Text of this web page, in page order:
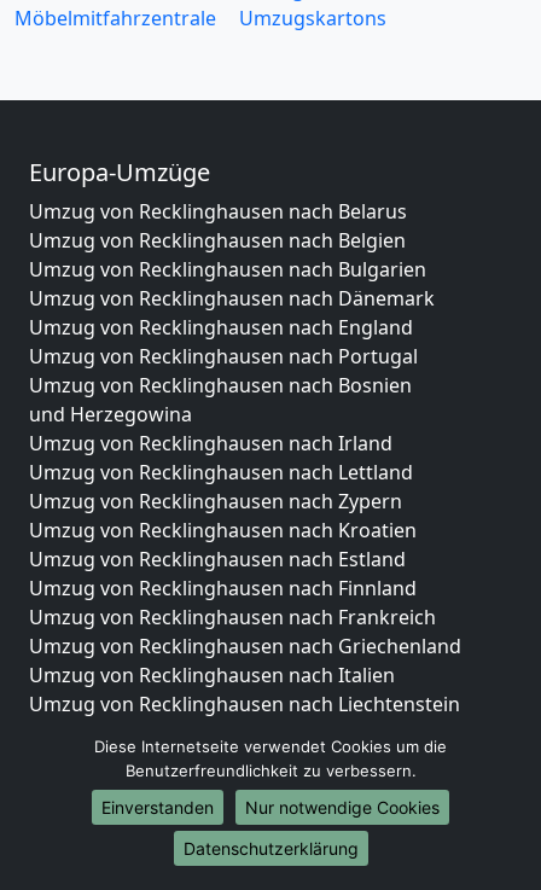
Möbelmitfahrzentrale
Umzugskartons
Europa-Umzüge
Umzug von Recklinghausen nach Belarus
Umzug von Recklinghausen nach Belgien
Umzug von Recklinghausen nach Bulgarien
Umzug von Recklinghausen nach Dänemark
Umzug von Recklinghausen nach England
Umzug von Recklinghausen nach Portugal
Umzug von Recklinghausen nach Bosnien
und Herzegowina
Umzug von Recklinghausen nach Irland
Umzug von Recklinghausen nach Lettland
Umzug von Recklinghausen nach Zypern
Umzug von Recklinghausen nach Kroatien
Umzug von Recklinghausen nach Estland
Umzug von Recklinghausen nach Finnland
Umzug von Recklinghausen nach Frankreich
Umzug von Recklinghausen nach Griechenland
Umzug von Recklinghausen nach Italien
Umzug von Recklinghausen nach Liechtenstein
Umzug von Recklinghausen nach Niederlande
Umzug von Recklinghausen nach Norwegen
Umzüge-Deutschlandweit
Diese Internetseite verwendet Cookies um die
Benutzerfreundlichkeit zu verbessern.
Einverstanden
Nur notwendige Cookies
Datenschutzerklärung